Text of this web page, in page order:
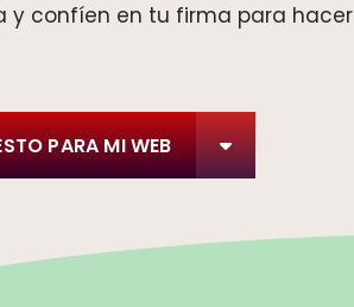
y confíen en tu firma para hacer
PARA MI WEB